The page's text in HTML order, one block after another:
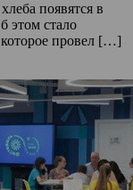
появятся в
этом стало
которое провел […]